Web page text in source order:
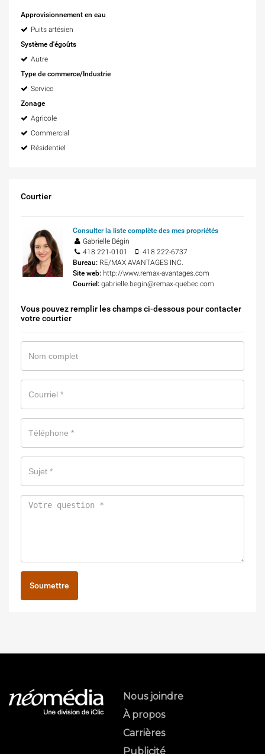
Approvisionnement en eau
Puits artésien
Système d'égoûts
Autre
Type de commerce/Industrie
Service
Zonage
Agricole
Commercial
Résidentiel
Courtier
Consulter la liste complète des mes propriétés
Gabrielle Bégin
418 221-0101
418 222-6737
Bureau: RE/MAX AVANTAGES INC.
Site web: http://www.remax-avantages.com
Courriel: gabrielle.begin@remax-quebec.com
Vous pouvez remplir les champs ci-dessous pour contacter
votre courtier
Soumettre
Nous joindre
À propos
Carrières
Publicité